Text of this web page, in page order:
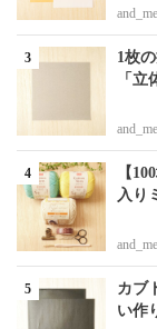
and_me
1枚
「立
and_me
【
入り
and_me
カブ
い作